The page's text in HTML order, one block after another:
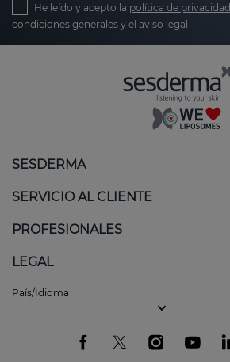
He leído y acepto la política de privacidad
condiciones generales y el aviso legal
SESDERMA
SERVICIO AL CLIENTE
PROFESIONALES
LEGAL
País/Idioma